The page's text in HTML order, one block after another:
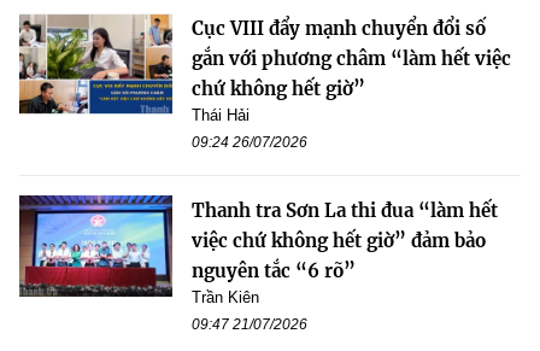
Cục VIII đẩy mạnh chuyển đổi số
gắn với phương châm “làm hết việc
chứ không hết giờ”
Thái Hải
09:24 26/07/2026
Thanh tra Sơn La thi đua “làm hết
việc chứ không hết giờ” đảm bảo
nguyên tắc “6 rõ”
Trần Kiên
09:47 21/07/2026